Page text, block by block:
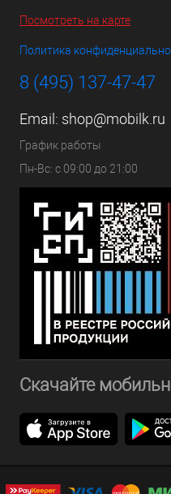
Посмотреть на карте
Политика
8 (495) 137-47-47
Email: shop@mobilk.ru
График работы
Пн-Вс: с 09:00 до 21:00
Скачайте